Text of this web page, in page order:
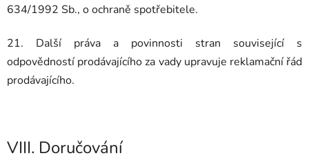
634/1992 Sb., o ochraně spotřebitele.
21. Další práva a povinnosti stran související s
odpovědností prodávajícího za vady upravuje reklamační řád
prodávajícího.
VIII. Doručování